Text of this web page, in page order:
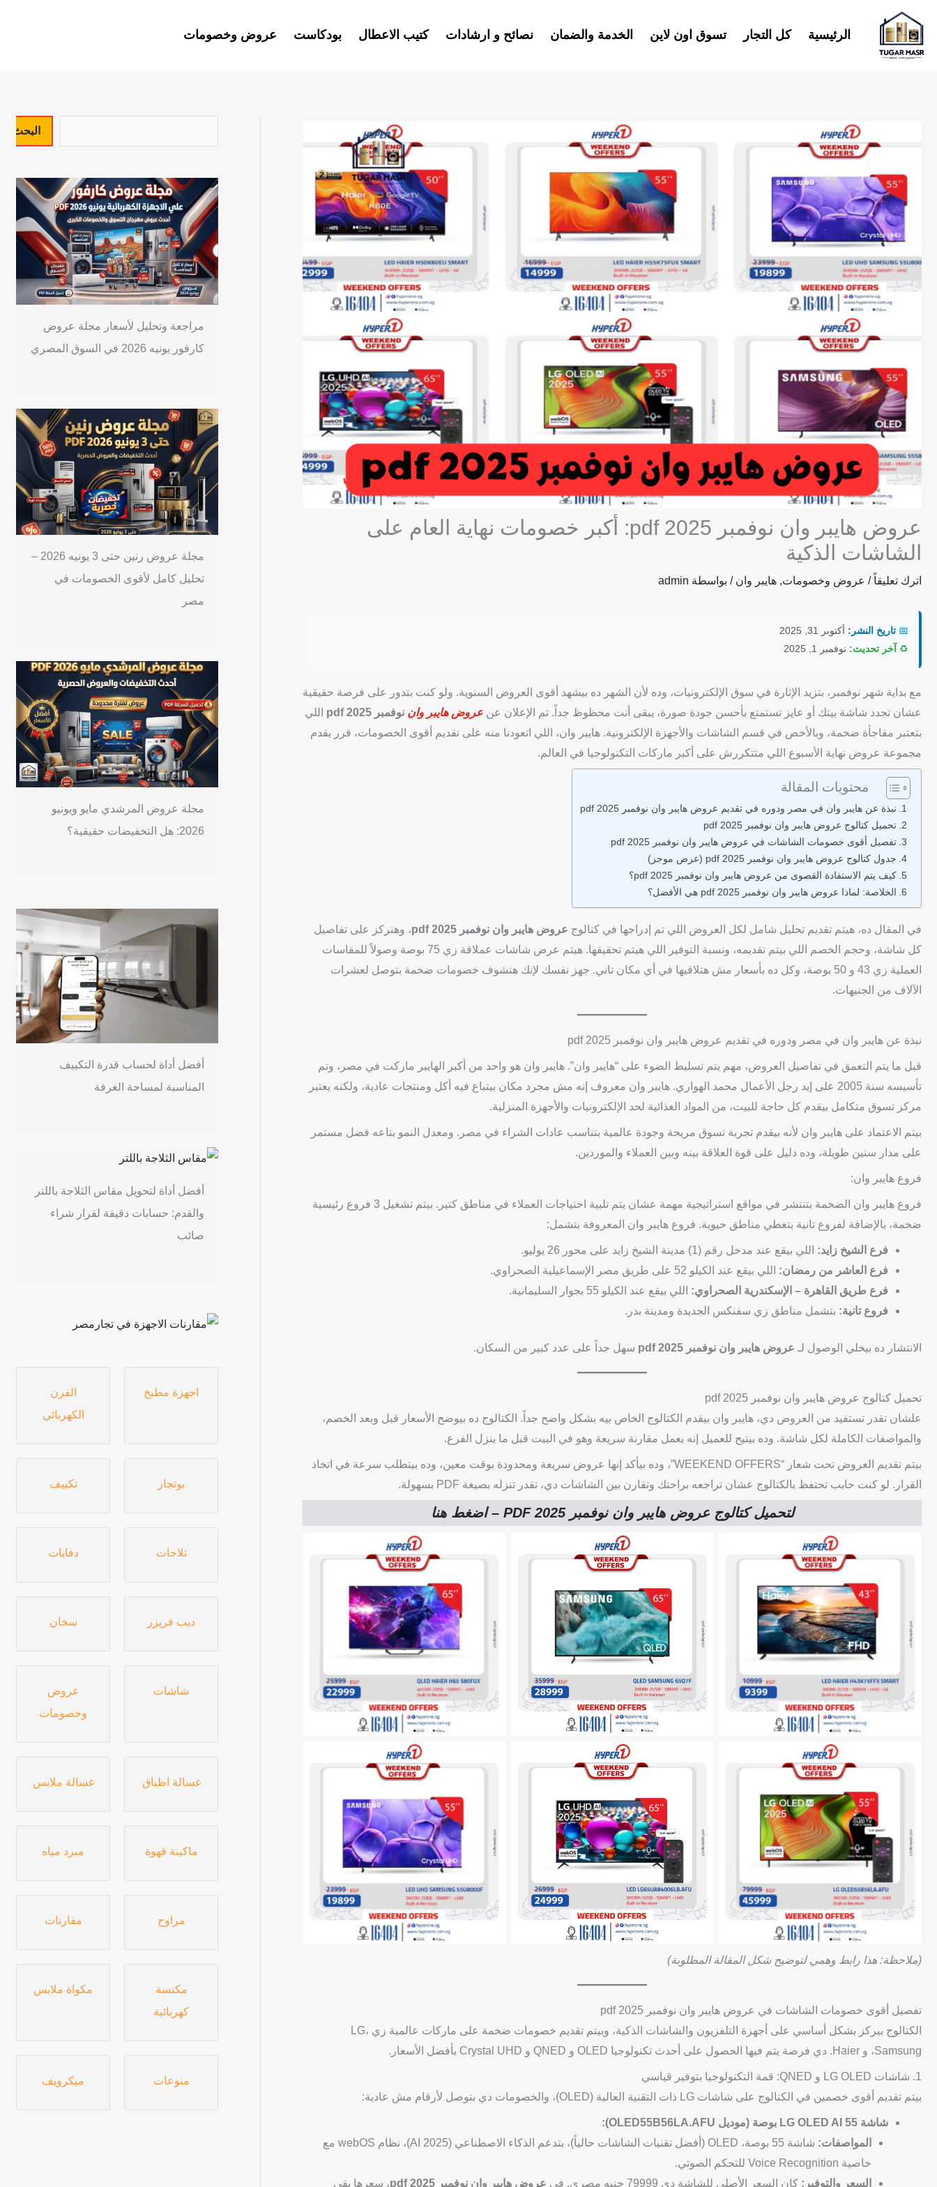
إلى
المحتوى
الرئيسية كل التجار تسوق اون لاين الخدمة والضمان نصائح و ارشادات كتيب الاعطال بودكاست عروض وخصومات
عروض هايبر وان نوفمبر 2025 pdf: أكبر خصومات نهاية العام على
الشاشات الذكية
اترك تعليقاً / عروض وخصومات, هايبر وان / بواسطة admin
📅 تاريخ النشر: أكتوبر 31, 2025
♻️ آخر تحديث: نوفمبر 1, 2025
مع بداية شهر نوفمبر، بتزيد الإثارة في سوق الإلكترونيات، وده لأن الشهر ده بيشهد أقوى العروض السنوية. ولو كنت بتدور على فرصة حقيقية
عشان تجدد شاشة بيتك أو عايز تستمتع بأحسن جودة صورة، يبقى أنت محظوظ جداً. تم الإعلان عن عروض هايبر وان نوفمبر 2025 pdf
اللي
بتعتبر مفاجأة ضخمة، وبالأخص في قسم الشاشات والأجهزة الإلكترونية. هايبر وان، اللي اتعودنا منه على تقديم أقوى الخصومات، قرر يقدم
مجموعة عروض نهاية الأسبوع اللي متتكررش على أكبر ماركات التكنولوجيا في العالم.
محتويات المقالة
نبذة عن هايبر وان في مصر ودوره في تقديم عروض هايبر وان نوفمبر 2025 pdf
تحميل كتالوج عروض هايبر وان نوفمبر 2025 pdf
تفصيل أقوى خصومات الشاشات في عروض هايبر وان نوفمبر 2025 pdf
جدول كتالوج عروض هايبر وان نوفمبر 2025 pdf (عرض موجز)
كيف يتم الاستفادة القصوى من عروض هايبر وان نوفمبر 2025 pdf؟
الخلاصة: لماذا عروض هايبر وان نوفمبر 2025 pdf هي الأفضل؟
في المقال ده، هيتم تقديم تحليل شامل لكل العروض اللي تم إدراجها في كتالوج عروض هايبر وان نوفمبر 2025 pdf
، وهنركز على تفاصيل
كل شاشة، وحجم الخصم اللي بيتم تقديمه، ونسبة التوفير اللي هيتم تحقيقها. هيتم عرض شاشات عملاقة زي 75 بوصة وصولاً للمقاسات
العملية زي 43 و 50 بوصة، وكل ده بأسعار مش هتلاقيها في أي مكان تاني. جهز نفسك لإنك هتشوف خصومات ضخمة بتوصل لعشرات
الآلاف من الجنيهات.
نبذة عن هايبر وان في مصر ودوره في تقديم عروض هايبر وان نوفمبر 2025 pdf
قبل ما يتم التعمق في تفاصيل العروض، مهم يتم تسليط الضوء على “هايبر وان”. هايبر وان هو واحد من أكبر الهايبر ماركت في مصر، وتم
تأسيسه سنة 2005 على إيد رجل الأعمال محمد الهواري. هايبر وان معروف إنه مش مجرد مكان بيتباع فيه أكل ومنتجات عادية، ولكنه يعتبر
مركز تسوق متكامل بيقدم كل حاجة للبيت، من المواد الغذائية لحد الإلكترونيات والأجهزة المنزلية.
بيتم الاعتماد على هايبر وان لأنه بيقدم تجربة تسوق مريحة وجودة عالمية بتناسب عادات الشراء في مصر. ومعدل النمو بتاعه فضل مستمر
على مدار سنين طويلة، وده دليل على قوة العلاقة بينه وبين العملاء والموردين.
فروع هايبر وان:
فروع هايبر وان الضخمة بتنتشر في مواقع استراتيجية مهمة عشان يتم تلبية احتياجات العملاء في مناطق كتير. بيتم تشغيل 3 فروع رئيسية
ضخمة، بالإضافة لفروع تانية بتغطي مناطق حيوية. فروع هايبر وان المعروفة بتشمل:
فرع الشيخ زايد: اللي بيقع عند مدخل رقم (1) مدينة الشيخ زايد على محور 26 يوليو.
فرع العاشر من رمضان: اللي بيقع عند الكيلو 52 على طريق مصر الإسماعيلية الصحراوي.
فرع طريق القاهرة – الإسكندرية الصحراوي: اللي بيقع عند الكيلو 55 بجوار السليمانية.
فروع تانية: بتشمل مناطق زي سفنكس الجديدة ومدينة بدر.
الانتشار ده بيخلي الوصول لـ عروض هايبر وان نوفمبر 2025 pdf سهل جداً على عدد كبير من السكان.
تحميل كتالوج عروض هايبر وان نوفمبر 2025 pdf
علشان تقدر تستفيد من العروض دي، هايبر وان بيقدم الكتالوج الخاص بيه بشكل واضح جداً. الكتالوج ده بيوضح الأسعار قبل وبعد الخصم،
والمواصفات الكاملة لكل شاشة. وده بيتيح للعميل إنه يعمل مقارنة سريعة وهو في البيت قبل ما ينزل الفرع.
بيتم تقديم العروض تحت شعار “WEEKEND OFFERS”، وده بيأكد إنها عروض سريعة ومحدودة بوقت معين، وده بيتطلب سرعة في اتخاذ
القرار. لو كنت حابب تحتفظ بالكتالوج عشان تراجعه براحتك وتقارن بين الشاشات دي، تقدر تنزله بصيغة PDF بسهولة.
لتحميل كتالوج عروض هايبر وان نوفمبر 2025 PDF – اضغط هنا
(ملاحظة: هذا رابط وهمي لتوضيح شكل المقالة المطلوبة)
تفصيل أقوى خصومات الشاشات في عروض هايبر وان نوفمبر 2025 pdf
الكتالوج بيركز بشكل أساسي على أجهزة التلفزيون والشاشات الذكية، وبيتم تقديم خصومات ضخمة على ماركات عالمية زي LG،
Samsung، و Haier. دي فرصة يتم فيها الحصول على أحدث تكنولوجيا OLED و QNED و Crystal UHD بأفضل الأسعار.
1. شاشات LG OLED و QNED: قمة التكنولوجيا بتوفير قياسي
بيتم تقديم أقوى خصمين في الكتالوج على شاشات LG ذات التقنية العالية (OLED)، والخصومات دي بتوصل لأرقام مش عادية:
شاشة LG OLED AI 55 بوصة (موديل OLED55B56LA.AFU):
المواصفات:
شاشة 55 بوصة، OLED (أفضل تقنيات الشاشات حالياً)، بتدعم الذكاء الاصطناعي (AI 2025)، نظام webOS مع
خاصية Voice Recognition للتحكم الصوتي.
السعر والتوفير: كان السعر الأصلي للشاشة دي 79999 جنيه مصري. في عروض هايبر وان نوفمبر 2025 pdf
، سعرها بقى
ل
ح
ث
البحث
مراجعة وتحليل لأسعار مجلة عروض
كارفور يونيه 2026 في السوق المصري
مجلة عروض رنين حتى 3 يونيه 2026 –
تحليل كامل لأقوى الخصومات في
مصر
مجلة عروض المرشدي مايو ويونيو
2026: هل التخفيضات حقيقية؟
أفضل أداة لحساب قدرة التكييف
المناسبة لمساحة الغرفة
أفضل أداة لتحويل مقاس الثلاجة باللتر
والقدم: حسابات دقيقة لقرار شراء
صائب
اجهزة مطبخ
الفرن
الكهربائي
بوتجاز تكييف
ثلاجات دفايات
ديب فريزر سخان
شاشات
عروض
وخصومات
غسالة اطباق غسالة ملابس
ماكينة قهوة مبرد مياه
مراوح مقارنات
مكنسة
كهربائية
مكواة ملابس
منوعات ميكرويف